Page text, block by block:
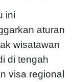
ini
aturan
wisatawan
di tengah
visa regional